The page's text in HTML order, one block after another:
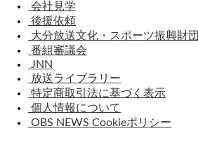
会社見学
後援依頼
大分放送文化・スポーツ振興財団
番組審議会
JNN
放送ライブラリー
特定商取引法に基づく表示
個人情報について
OBS NEWS Cookieポリシー